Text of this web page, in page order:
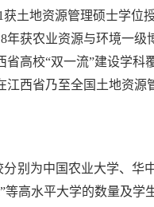
土地资源管理硕士学位
年获农业资源与环境一级
高校“双一流”建设学科
江西省乃至全国土地资源
分别为中国农业大学、华
高水平大学的数量及学